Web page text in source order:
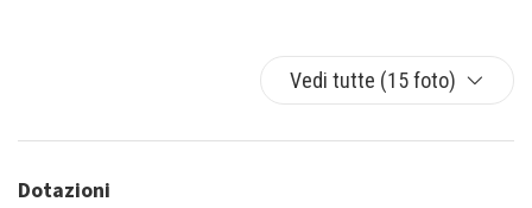
Vedi tutte (15 foto)
Dotazioni